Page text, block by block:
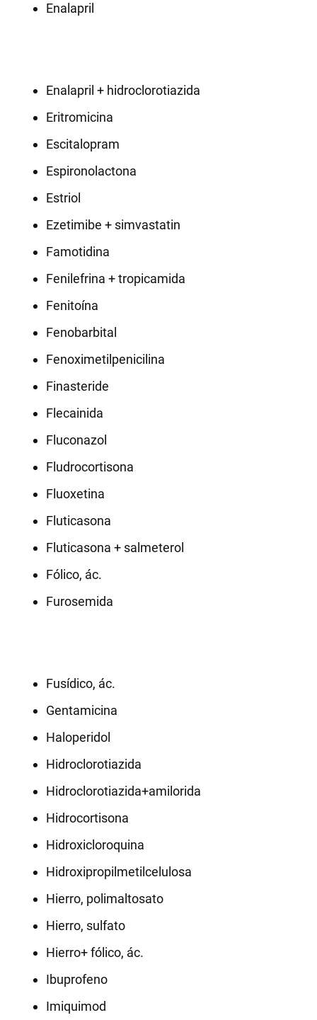
Enalapril
Enalapril + hidroclorotiazida
Eritromicina
Escitalopram
Espironolactona
Estriol
Ezetimibe + simvastatin
Famotidina
Fenilefrina + tropicamida
Fenitoína
Fenobarbital
Fenoximetilpenicilina
Finasteride
Flecainida
Fluconazol
Fludrocortisona
Fluoxetina
Fluticasona
Fluticasona + salmeterol
Fólico, ác.
Furosemida
Fusídico, ác.
Gentamicina
Haloperidol
Hidroclorotiazida
Hidroclorotiazida+amilorida
Hidrocortisona
Hidroxicloroquina
Hidroxipropilmetilcelulosa
Hierro, polimaltosato
Hierro, sulfato
Hierro+ fólico, ác.
Ibuprofeno
Imiquimod